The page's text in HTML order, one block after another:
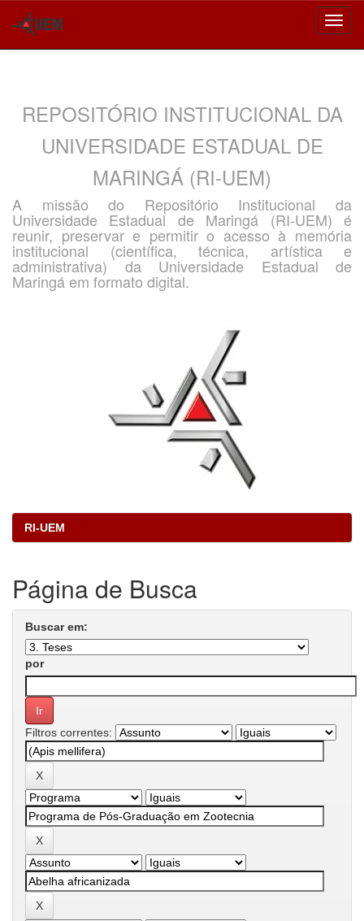
REPOSITÓRIO INSTITUCIONAL DA
UNIVERSIDADE ESTADUAL DE
MARINGÁ (RI-UEM)
A missão do Repositório Institucional da
Universidade Estadual de Maringá (RI-UEM) é
reunir, preservar e permitir o acesso à memória
institucional (científica, técnica, artística e
administrativa) da Universidade Estadual de
Maringá em formato digital.
RI-UEM
Página de Busca
Buscar em:
por
Filtros correntes: